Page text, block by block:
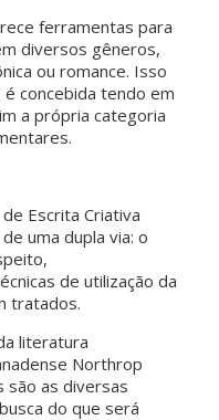
ferramentas para
diversos gêneros,
ou romance. Isso
concebida tendo em
a própria categoria
Escrita Criativa
uma dupla via: o
de utilização da
tratados.
literatura
Northrop
são as diversas
do que será